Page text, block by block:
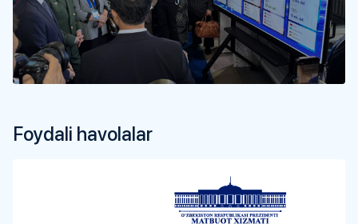
Foydali havolalar